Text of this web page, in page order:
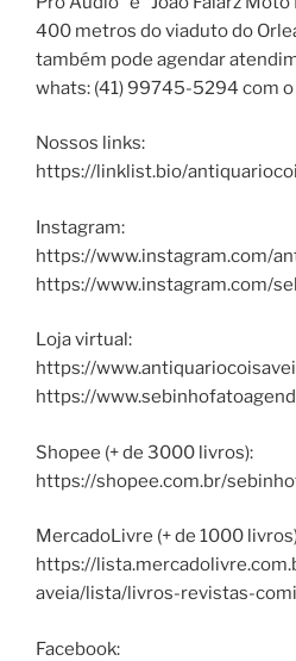
400 metros do viaduto do
também pode agendar
whats: (41) 99745-5294 com
Nossos links:
https://linklist.bio/
Instagram:
https://www.instagram.com/
https://www.instagram.com/
Loja virtual:
https://
https://
Shopee (+ de 3000 livros):
https://shopee.com.br/
MercadoLivre (+ de 1000
https://
aveia/lista/livros-revistas-
Facebook: